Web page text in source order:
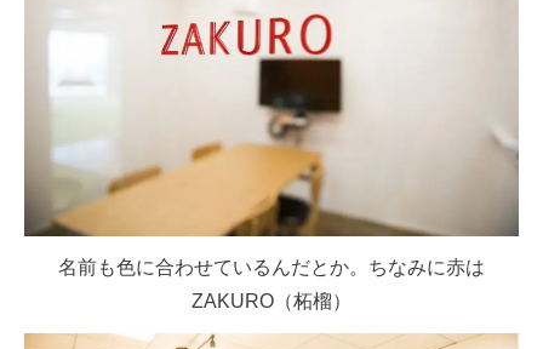
名前も色に合わせているんだとか。ちなみに赤は
ZAKURO（柘榴）